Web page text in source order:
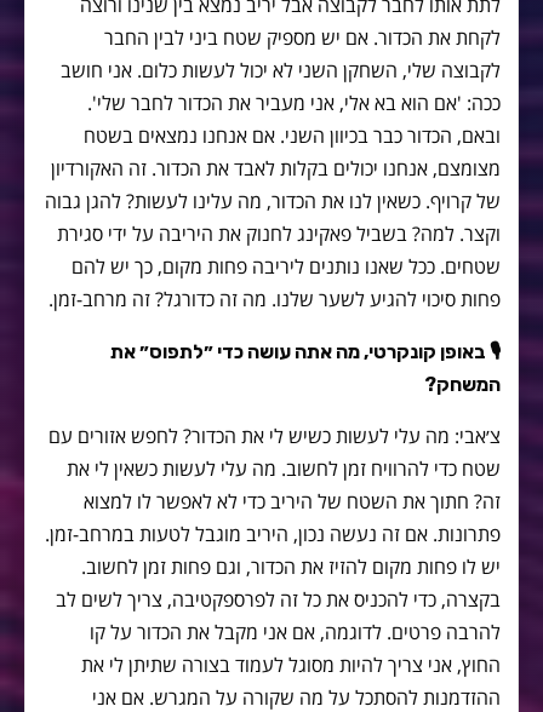
לקחת את הכדור. אם יש מספיק שטח ביני לבין החבר
לקבוצה שלי, השחקן השני לא יכול לעשות כלום. אני חושב
ככה: 'אם הוא בא אלי, אני מעביר את הכדור לחבר שלי'.
ובאם, הכדור כבר בכיוון השני. אם אנחנו נמצאים בשטח
מצומצם, אנחנו יכולים בקלות לאבד את הכדור. זה האקורדיון
של קרויף. כשאין לנו את הכדור, מה עלינו לעשות? להגן גבוה
וקצר. למה? בשביל פאקינג לחנוק את היריבה על ידי סגירת
שטחים. ככל שאנו נותנים ליריבה פחות מקום, כך יש להם
פחות סיכוי להגיע לשער שלנו. מה זה כדורגל? זה מרחב-זמן.
🎙 באופן קונקרטי, מה אתה עושה כדי ״לתפוס״ את
המשחק?
צ׳אבי: מה עלי לעשות כשיש לי את הכדור? לחפש אזורים עם
שטח כדי להרוויח זמן לחשוב. מה עלי לעשות כשאין לי את
זה? חתוך את השטח של היריב כדי לא לאפשר לו למצוא
פתרונות. אם זה נעשה נכון, היריב מוגבל לטעות במרחב-זמן.
יש לו פחות מקום להזיז את הכדור, וגם פחות זמן לחשוב.
בקצרה, כדי להכניס את כל זה לפרספקטיבה, צריך לשים לב
להרבה פרטים. לדוגמה, אם אני מקבל את הכדור על קו
החוץ, אני צריך להיות מסוגל לעמוד בצורה שתיתן לי את
ההזדמנות להסתכל על מה שקורה על המגרש. אם אני